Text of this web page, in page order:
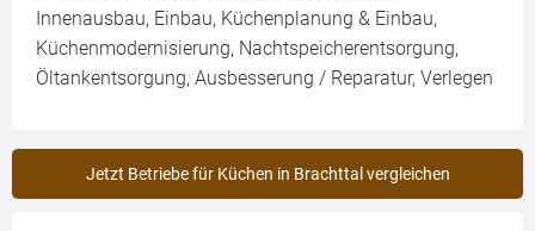
Innenausbau, Einbau, Küchenplanung & Einbau,
Küchenmodernisierung, Nachtspeicherentsorgung,
Öltankentsorgung, Ausbesserung / Reparatur, Verlegen
Jetzt Betriebe für Küchen in Brachttal vergleichen